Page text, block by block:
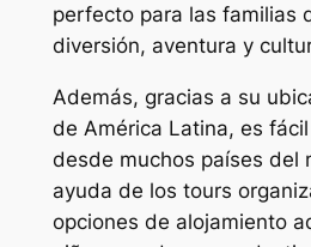
perfecto para las familias
diversión, aventura y
Además, gracias a su
de América Latina, es
desde muchos países del
ayuda de los tours
opciones de alojamiento